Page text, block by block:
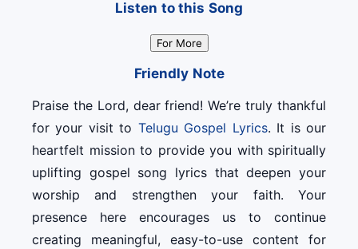
Listen to this Song
For More
Friendly Note
Praise the Lord, dear friend! We’re truly thankful
for your visit to Telugu Gospel Lyrics. It is our
heartfelt mission to provide you with spiritually
uplifting gospel song lyrics that deepen your
worship and strengthen your faith. Your
presence here encourages us to continue
creating meaningful, easy-to-use content for